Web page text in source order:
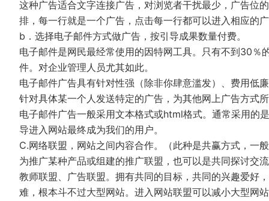
这种广告适合文字连接广告，对浏览者干扰最少，广告位
排，每一行就是一个广告，点击每一行都可以进入相应的
b．选择电子邮件方式做广告，按引导成果数量付费。
电子邮件是网民最经常使用的因特网工具。只有不到30
件。对企业管理人员尤其如此。
电子邮件广告具有针对性强（除非你肆意滥发）、费用低
针对具体某一个人发送特定的广告，为其他网上广告方式
电子邮件广告一般采用文本格式或html格式。通常采用的
导进入网站最终成为我们的用户。
C.网络联盟，网站之间内容合作。（此种是共赢方式，一
为推广某种产品或组建的推广联盟，也可以是共同探讨交
教师联盟、广告联盟。拥有共同的目标，共同的兴趣爱好
难，根本斗不过大型网站。进入网站联盟可以减小大型网